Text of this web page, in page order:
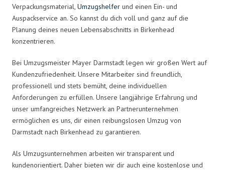
Verpackungsmaterial, Umzugshelfer und einen Ein- und
Auspackservice an. So kannst du dich voll und ganz auf die
Planung deines neuen Lebensabschnitts in Birkenhead
konzentrieren.
Bei Umzugsmeister Mayer Darmstadt legen wir großen Wert auf
Kundenzufriedenheit. Unsere Mitarbeiter sind freundlich,
professionell und stets bemüht, deine individuellen
Anforderungen zu erfüllen. Unsere langjährige Erfahrung und
unser umfangreiches Netzwerk an Partnerunternehmen
ermöglichen es uns, dir einen reibungslosen Umzug von
Darmstadt nach Birkenhead zu garantieren.
Als Umzugsunternehmen arbeiten wir transparent und
kundenorientiert. Daher bieten wir dir auch eine kostenlose und